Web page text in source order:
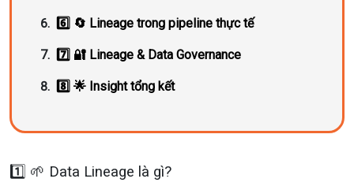
6️⃣ 🔄 Lineage trong pipeline thực tế
7️⃣ 🔐 Lineage & Data Governance
8️⃣ 🌟 Insight tổng kết
1️⃣ 🌱 Data Lineage là gì?